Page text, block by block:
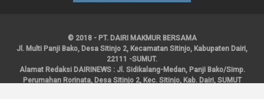
© 2018 - PT. DAIRI MAKMUR BERSAMA
Jl. Multi Panji Bako, Desa Sitinjo 2, Kecamatan Sitinjo, Kabupaten Dairi,
22111 -SUMUT.
Alamat Redaksi DAIRINEWS : Jl. Sidikalang-Medan, Panji Bako/Simp.
Perumahan Rorinata, Desa Sitinjo 2, Kec. Sitinjo, Kab. Dairi, SUMUT